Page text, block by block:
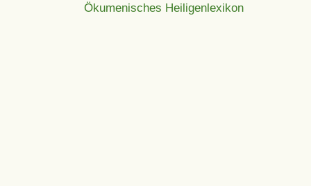
Ökumenisches Heiligenlexikon